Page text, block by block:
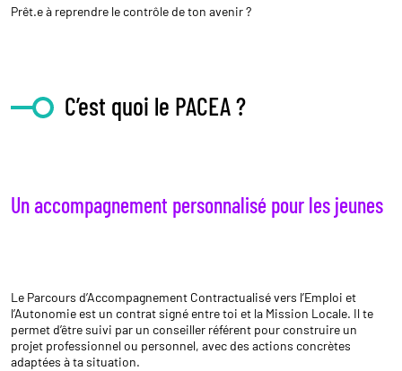
Prêt.e à reprendre le contrôle de ton avenir ?
C’est quoi le PACEA ?
Un accompagnement personnalisé pour les jeunes
Le Parcours d’Accompagnement Contractualisé vers l’Emploi et
l’Autonomie est un contrat signé entre toi et la Mission Locale. Il te
permet d’être suivi par un conseiller référent pour construire un
projet professionnel ou personnel, avec des actions concrètes
adaptées à ta situation.